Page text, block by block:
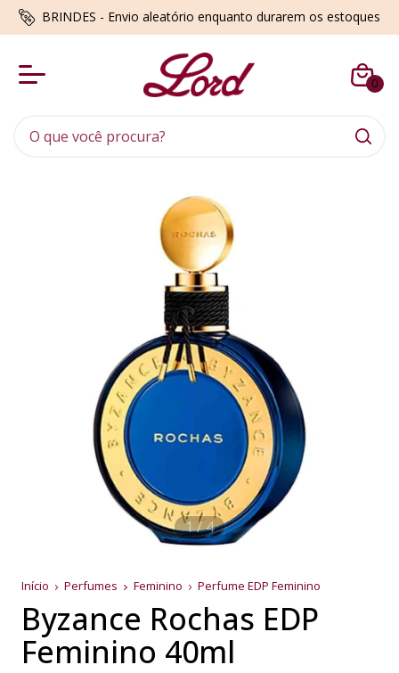
BRINDES - Envio aleatório enquanto durarem os estoques
0
1/4
Início Perfumes Feminino Perfume EDP Feminino
Byzance Rochas EDP
Feminino 40ml